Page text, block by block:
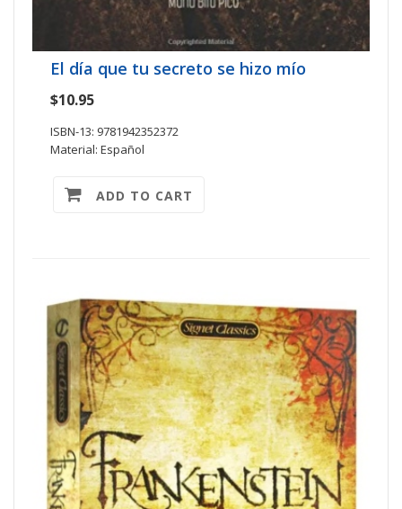
El día que tu secreto se hizo mío
$10.95
ISBN-13: 9781942352372
Material: Español
ADD TO CART